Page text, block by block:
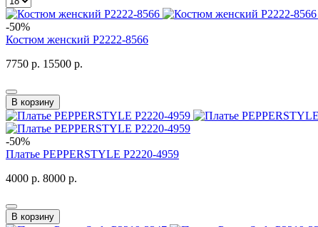
-50%
Костюм женский P2222-8566
7750 р. 15500 р.
В корзину
-50%
Платье PEPPERSTYLE P2220-4959
4000 р. 8000 р.
В корзину